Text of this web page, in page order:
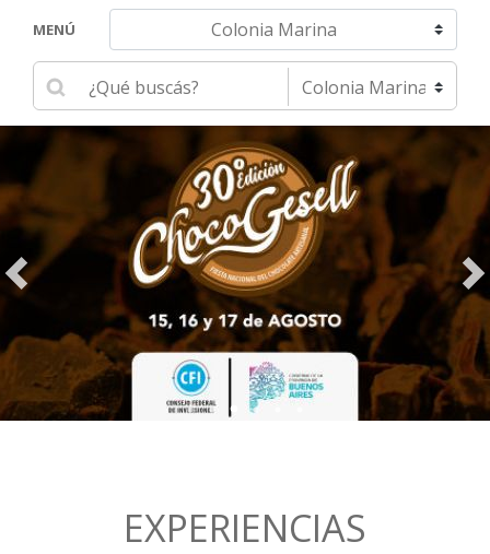
MENÚ Navegar hacia otra localidad
Ingrese su búsqueda Seleccione una localidad
EXPERIENCIAS